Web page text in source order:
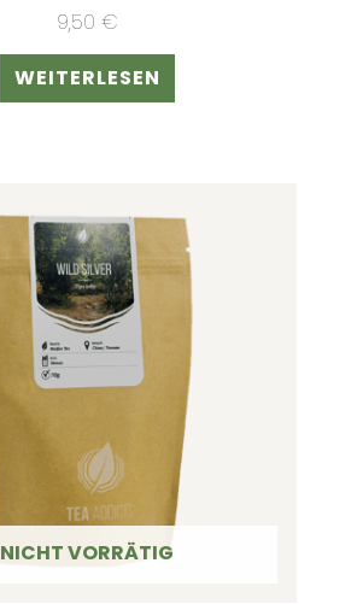
9,50 €
WEITERLESEN
NICHT VORRÄTIG